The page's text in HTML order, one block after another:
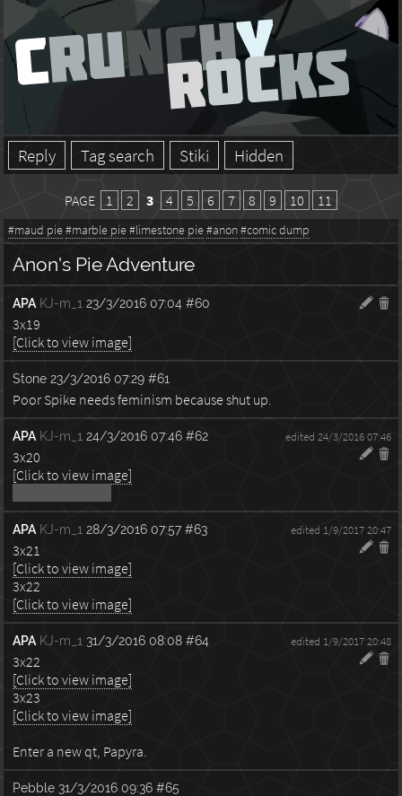
Reply Tag search Stiki Hidden
PAGE 1 2 3 4 5 6 7 8 9 10 11
#maud pie#marble pie#limestone pie#anon#comic dump
Anon's Pie Adventure
APA KJ-m_1 23/3/2016 07:04 #60
3x19
[Click to view image]
Stone 23/3/2016 07:29 #61
Poor Spike needs feminism because shut up.
APA KJ-m_1 24/3/2016 07:46 #62 edited 24/3/2016 07:46
3x20
[Click to view image]
APA KJ-m_1 28/3/2016 07:57 #63 edited 1/9/2017 20:47
3x21
[Click to view image]
3x22
[Click to view image]
APA KJ-m_1 31/3/2016 08:08 #64 edited 1/9/2017 20:48
3x22
[Click to view image]
3x23
[Click to view image]
Enter a new qt, Papyra.
Pebble 31/3/2016 09:36 #65